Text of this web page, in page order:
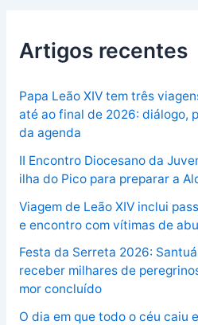
Artigos recentes
Papa Leão XIV tem três
até ao final de 2026: diálogo,
da agenda
II Encontro Diocesano da
ilha do Pico para preparar a
Viagem de Leão XIV inclui
e encontro com vítimas de
Festa da Serreta 2026:
receber milhares de
mor concluído
O dia em que todo o céu caiu